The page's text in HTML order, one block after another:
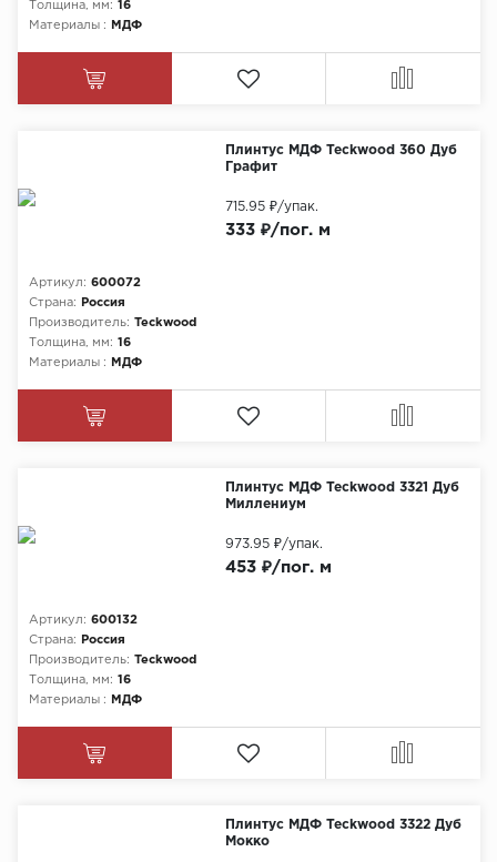
Толщина, мм: 16
Материалы :
МДФ
Плинтус МДФ Teckwood 360 Дуб
Графит
Артикул: 600072
Страна:
Россия
Производитель: Teckwood
Толщина, мм: 16
Материалы :
МДФ
333 ₽/пог. м
715.95 ₽/упак.
Плинтус МДФ Teckwood 3321 Дуб
Миллениум
Артикул: 600132
Страна:
Россия
Производитель: Teckwood
Толщина, мм: 16
Материалы :
МДФ
453 ₽/пог. м
973.95 ₽/упак.
Плинтус МДФ Teckwood 3322 Дуб
Мокко